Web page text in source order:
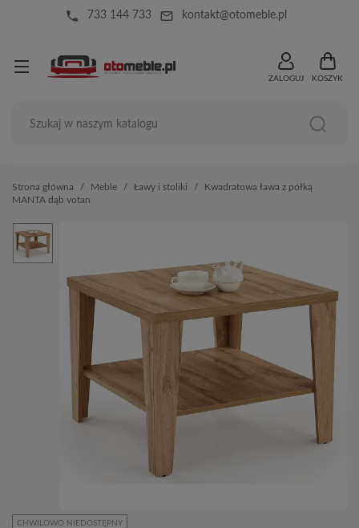
local_phone 733 144 733 mail_outline kontakt@otomeble.pl
ZALOGUJ KOSZYK
Strona główna Meble Ławy i stoliki
Kwadratowa ława z półką
MANTA dąb votan
CHWILOWO NIEDOSTĘPNY